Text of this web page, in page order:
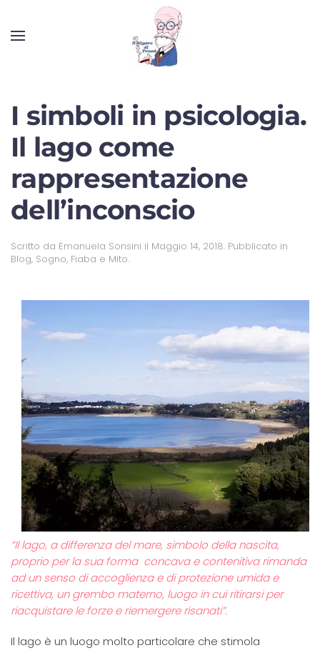
I simboli in psicologia.
Il lago come
rappresentazione
dell’inconscio
Scritto da Emanuela Sonsini il Maggio 14, 2018. Pubblicato in
Blog, Sogno, Fiaba e Mito.
“Il lago, a differenza del mare, simbolo della nascita,
proprio per la sua forma concava e contenitiva rimanda
ad un senso di accoglienza e di protezione umida e
ricettiva, un grembo materno, luogo in cui ritirarsi per
riacquistare le forze e riemergere risanati”.
Il lago è un luogo molto particolare che stimola